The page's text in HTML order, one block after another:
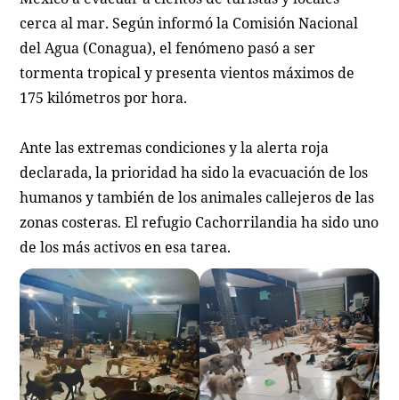
cerca al mar. Según informó la Comisión Nacional
del Agua (Conagua), el fenómeno pasó a ser
tormenta tropical y presenta vientos máximos de
175 kilómetros por hora.
Ante las extremas condiciones y la alerta roja
declarada, la prioridad ha sido la evacuación de los
humanos y también de los animales callejeros de las
zonas costeras. El refugio Cachorrilandia ha sido uno
de los más activos en esa tarea.